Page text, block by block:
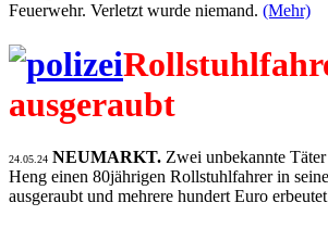
Feuerwehr. Verletzt wurde niemand. (Mehr)
ausgeraubt
24.05.24 NEUMARKT. Zwei unbekannte
Heng einen 80jährigen Rollstuhlfahrer in
ausgeraubt und mehrere hundert Euro